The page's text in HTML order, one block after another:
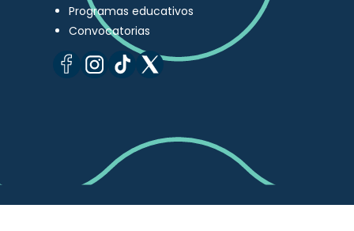
Programas educativos
Convocatorias